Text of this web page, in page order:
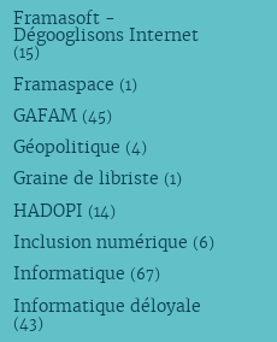
Framasoft -
Dégooglisons Internet
(15)
Framaspace (1)
GAFAM (45)
Géopolitique (4)
Graine de libriste (1)
HADOPI (14)
Inclusion numérique (6)
Informatique (67)
Informatique déloyale
(43)